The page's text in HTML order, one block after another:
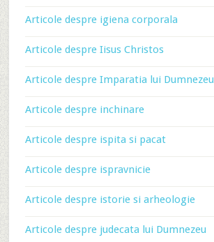
Articole despre igiena corporala
Articole despre Iisus Christos
Articole despre Imparatia lui Dumnezeu
Articole despre inchinare
Articole despre ispita si pacat
Articole despre ispravnicie
Articole despre istorie si arheologie
Articole despre judecata lui Dumnezeu